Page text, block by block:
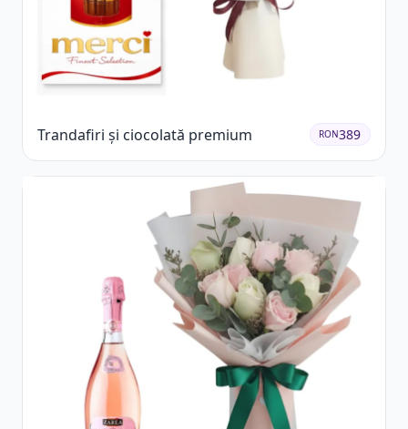
Trandafiri și ciocolată premium RON389